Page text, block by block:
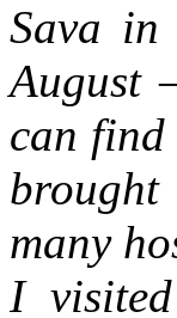
Sava
August
can find
many
I